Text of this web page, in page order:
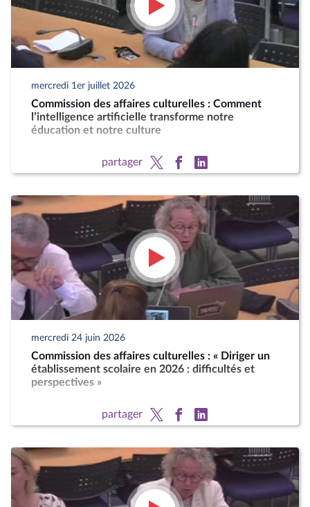
mercredi 1er juillet 2026
Commission des affaires culturelles : Comment
l’intelligence artificielle transforme notre
éducation et notre culture
partager
mercredi 24 juin 2026
Commission des affaires culturelles : « Diriger un
établissement scolaire en 2026 : difficultés et
perspectives »
partager